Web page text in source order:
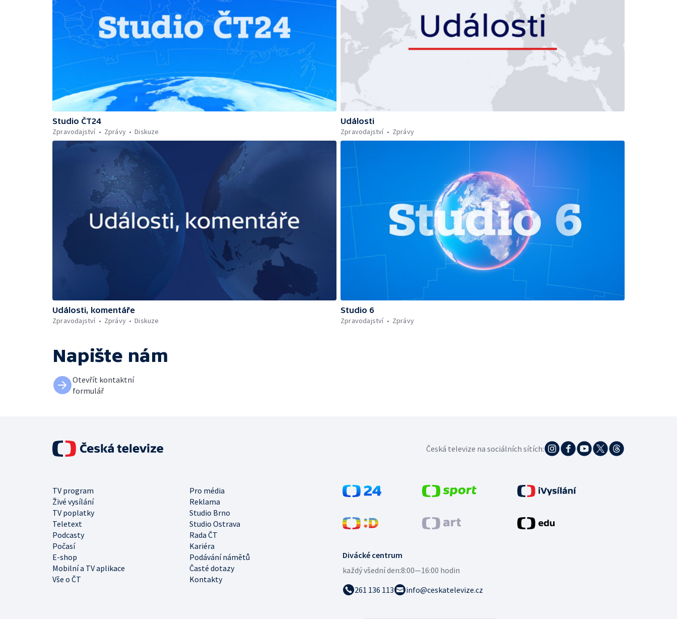
Studio ČT24
Zpravodajství
Zprávy Diskuze
Události
Zpravodajství
Zprávy
Události, komentáře
Zpravodajství
Zprávy Diskuze
Studio 6
Zpravodajství
Zprávy
Napište nám
Otevřít kontaktní
formulář
Divácké centrum
každý všední den:8:00—16:00 hodin
261 136 113
info@ceskatelevize.cz
TV program
Pro média
Živé vysílání
Reklama
TV poplatky
Studio Brno
Teletext
Studio Ostrava
Podcasty
Rada ČT
Počasí
Kariéra
E-shop
Podávání námětů
Mobilní a TV aplikace
Časté dotazy
Vše o ČT
Kontakty
Česká televize na sociálních sítích: